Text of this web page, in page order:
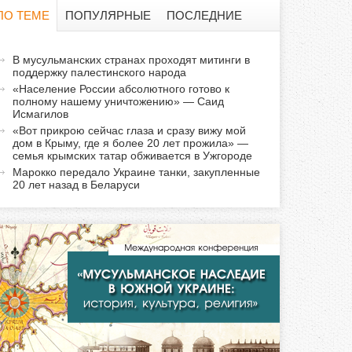
и
с
к
а
ТЕМЕ ПОПУЛЯРНЫЕ ПОСЛЕДНИЕ
В мусульманских странах проходят митинги в
поддержку палестинского народа
«Население России абсолютного готово к
полному нашему уничтожению» — Саид
Исмагилов
«Вот прикрою сейчас глаза и сразу вижу мой
дом в Крыму, где я более 20 лет прожила» —
семья крымских татар обживается в Ужгороде
Марокко передало Украине танки, закупленные
20 лет назад в Беларуси